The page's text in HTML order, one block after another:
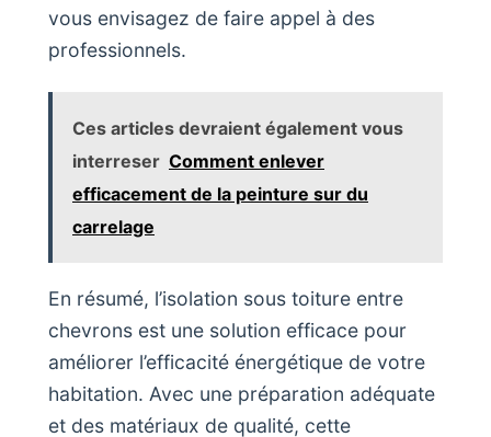
vous envisagez de faire appel à des
professionnels.
Ces articles devraient également vous
interreser Comment enlever
efficacement de la peinture sur du
carrelage
En résumé, l’isolation sous toiture entre
chevrons est une solution efficace pour
améliorer l’efficacité énergétique de votre
habitation. Avec une préparation adéquate
et des matériaux de qualité, cette